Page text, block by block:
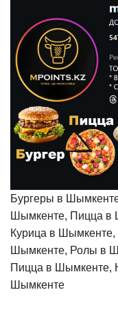
Бургеры в
Шымкенте, Пицца в
Курица в
Шымкенте, Ролы в
Пицца в Шымкенте,
Шымкенте